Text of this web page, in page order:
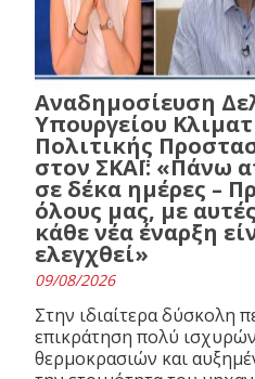
Αναδημοσίευση
Υπουργείου
Πολιτικής
στον ΣΚΑΪ: «Πάνω
σε δέκα ημέρες –
όλους μας, με
κάθε νέα έναρξη
ελεγχθεί»
09/08/2026
Στην ιδιαίτερα δύσκολη
επικράτηση πολύ
θερμοκρασιών και